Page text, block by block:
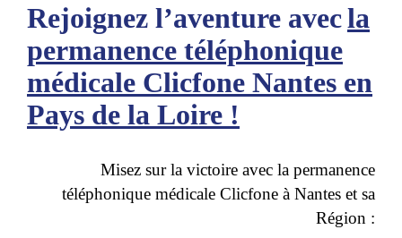
Rejoignez l’aventure avecla
permanence téléphonique
médicale Clicfone Nantes en
Pays de la Loire !
Misez sur la victoire avec la permanence
téléphonique médicale Clicfone à Nantes et sa
Région :